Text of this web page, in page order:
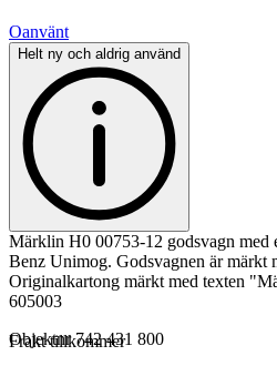
Oanvänt
Helt ny och aldrig använd
Märklin H0 00753-12 godsvagn med
Benz Unimog. Godsvagnen är märkt
Originalkartong märkt med texten
605003
Frakt tillkommer
Objektnr 742 431 800